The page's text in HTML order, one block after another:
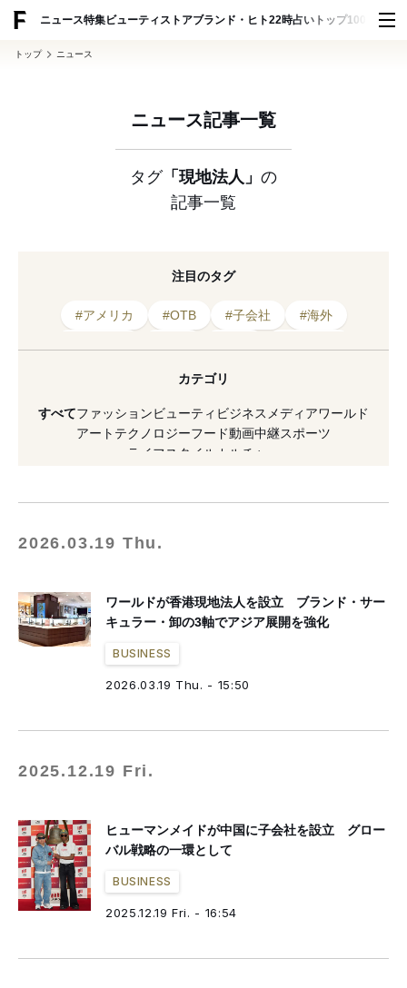
ニュース特集ビューティ ストアブランド・ヒト22時占い トップ100 スナッ
トップ ニュース
ニュース記事一覧
タグ「現地法人」 の
記事一覧
注目のタグ
#アメリカ #OTB #子会社
#海外
#市場
#2025年設立
#2026年発表
#2025年発表
カテゴリ
すべてファッションビューティ ビジネス メディアワールド
アート テクノロジーフード動画中継スポーツ
ライフスタイル
カルチャー
2026.03.19 Thu.
ワールドが香港現地法人を設立 ブランド・サー
キュラー・卸の3軸でアジア展開を強化
BUSINESS
2026.03.19 Thu. - 15:50
2025.12.19 Fri.
ヒューマンメイドが中国に子会社を設立 グロー
バル戦略の一環として
BUSINESS
2025.12.19 Fri. - 16:54